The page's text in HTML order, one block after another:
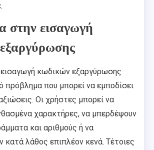
στην εισαγωγή
κωδικών εξαργύρωσης
πρόβλημα που μπορεί να εμποδίσει
Οι χρήστες μπορεί να
χαρακτήρες, να μπερδέψουν
και αριθμούς ή να
κατά λάθος επιπλέον κενά. Τέτοιες